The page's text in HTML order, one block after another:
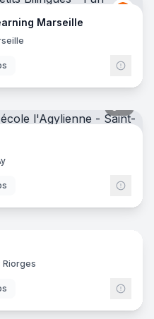
LES
Marseille
16
Riorges
6